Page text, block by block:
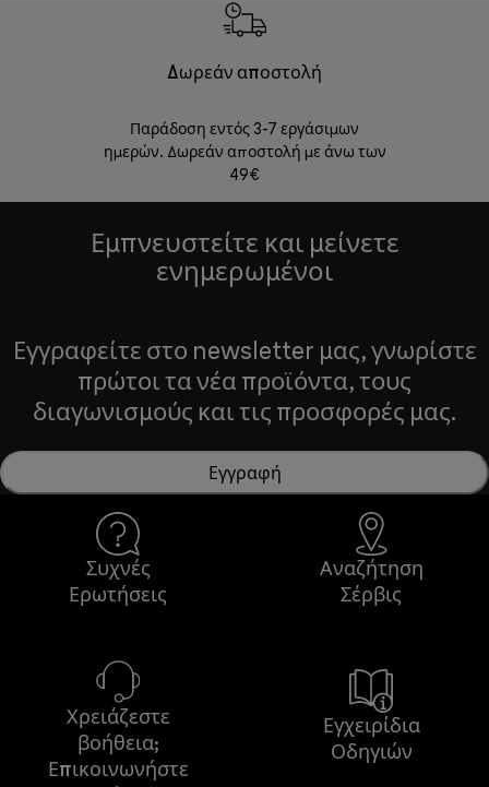
Δωρεάν αποστολή
Παράδοση εντός 3-7 εργάσιμων
ημερών. Δωρεάν αποστολή με άνω των
49€
Εμπνευστείτε και μείνετε
ενημερωμένοι
Εγγραφείτε στο newsletter μας, γνωρίστε
πρώτοι τα νέα προϊόντα, τους
διαγωνισμούς και τις προσφορές μας.
Εγγραφή
Συχνές
Ερωτήσεις
Αναζήτηση
Σέρβις
Χρειάζεστε
βοήθεια;
Επικοινωνήστε
Εγχειρίδια
Οδηγιών